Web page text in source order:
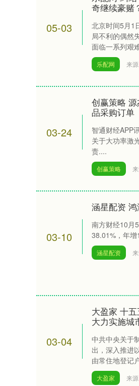
05-03
奇继续豪赌
北京时间5月1
局不利的偶然
面临一系列艰
乐配网 来
03-24
创赢策略
品采购订单
智通财经APP
关于大功率激
责....
创赢策略
03-10
涵星配资
南方财经10月
38.01%，年
涵星配资
03-04
大盈家 十
大力实施城
中共中央关于
出，深入推进
由常住地登记
大盈家 来
上证指数